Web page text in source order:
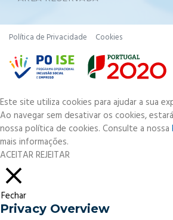
Política de Privacidade Cookies
Este site utiliza cookies para ajudar a sua
Ao navegar sem desativar os cookies,
nossa política de cookies. Consulte a nossa
mais informações.
ACEITARREJEITAR
Fechar
Privacy Overview